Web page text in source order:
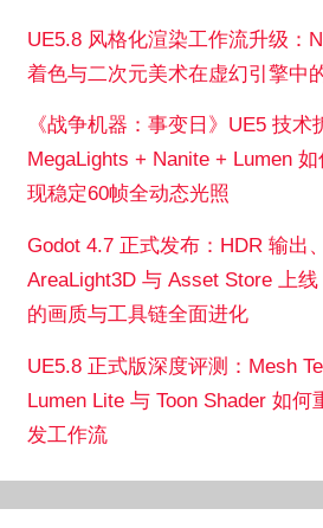
UE5.8 风格化渲染工作流升级：
着色与二次元美术在虚幻引擎中
《战争机器：事变日》UE5 技术
MegaLights + Nanite + Lumen
现稳定60帧全动态光照
Godot 4.7 正式发布：HDR 输出、
AreaLight3D 与 Asset Store 上
的画质与工具链全面进化
UE5.8 正式版深度评测：Mesh
Lumen Lite 与 Toon Shader 如何
发工作流